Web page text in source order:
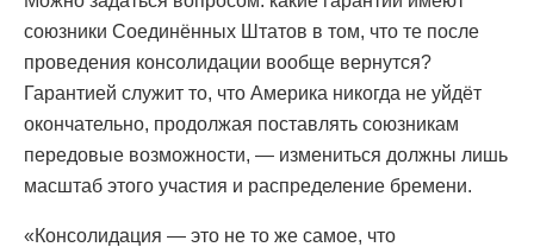
союзники Соединённых Штатов в том, что те после
проведения консолидации вообще вернутся?
Гарантией служит то, что Америка никогда не уйдёт
окончательно, продолжая поставлять союзникам
передовые возможности, — измениться должны лишь
масштаб этого участия и распределение бремени.
«Консолидация — это не то же самое, что